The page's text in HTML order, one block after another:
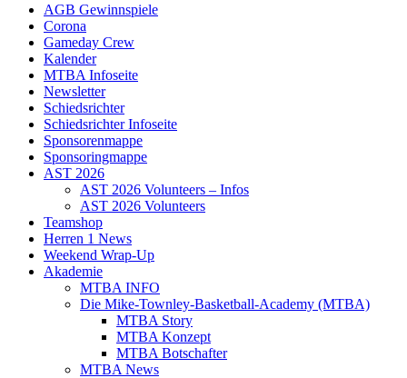
AGB Gewinnspiele
Corona
Gameday Crew
Kalender
MTBA Infoseite
Newsletter
Schiedsrichter
Schiedsrichter Infoseite
Sponsorenmappe
Sponsoringmappe
AST 2026
AST 2026 Volunteers – Infos
AST 2026 Volunteers
Teamshop
Herren 1 News
Weekend Wrap-Up
Akademie
MTBA INFO
Die Mike-Townley-Basketball-Academy (MTBA)
MTBA Story
MTBA Konzept
MTBA Botschafter
MTBA News